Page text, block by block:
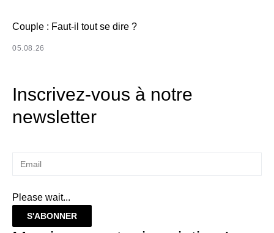
Couple : Faut-il tout se dire ?
05.08.26
Inscrivez-vous à notre
newsletter
Please wait...
S'ABONNER